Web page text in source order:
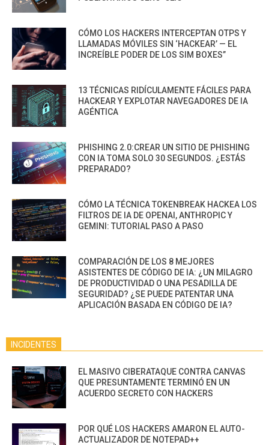
CÓMO LOS HACKERS INTERCEPTAN OTPS Y
LLAMADAS MÓVILES SIN ‘HACKEAR’ — EL
INCREÍBLE PODER DE LOS SIM BOXES”
13 TÉCNICAS RIDÍCULAMENTE FÁCILES PARA
HACKEAR Y EXPLOTAR NAVEGADORES DE IA
AGÉNTICA
PHISHING 2.0:CREAR UN SITIO DE PHISHING
CON IA TOMA SOLO 30 SEGUNDOS. ¿ESTÁS
PREPARADO?
CÓMO LA TÉCNICA TOKENBREAK HACKEA LOS
FILTROS DE IA DE OPENAI, ANTHROPIC Y
GEMINI: TUTORIAL PASO A PASO
COMPARACIÓN DE LOS 8 MEJORES
ASISTENTES DE CÓDIGO DE IA: ¿UN MILAGRO
DE PRODUCTIVIDAD O UNA PESADILLA DE
SEGURIDAD? ¿SE PUEDE PATENTAR UNA
APLICACIÓN BASADA EN CÓDIGO DE IA?
INCIDENTES
EL MASIVO CIBERATAQUE CONTRA CANVAS
QUE PRESUNTAMENTE TERMINÓ EN UN
ACUERDO SECRETO CON HACKERS
POR QUÉ LOS HACKERS AMARON EL AUTO-
ACTUALIZADOR DE NOTEPAD++